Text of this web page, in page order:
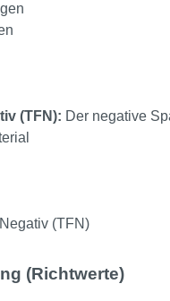
(TFN): Der negative
(TFN)
(Richtwerte)